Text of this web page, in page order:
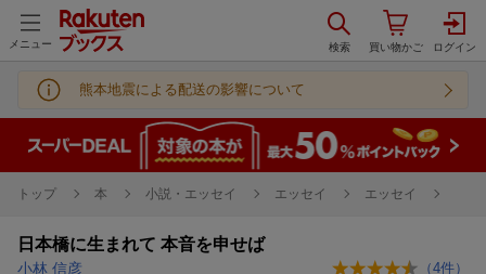
メニュー
熊本地震による配送の影響について
トップ 本 小説・エッセイ エッセイ エッセイ
日本橋に生まれて 本音を申せば
小林 信彦 （4件）